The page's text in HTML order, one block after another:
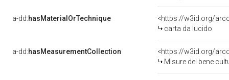
a-dd:hasMaterialOrTechnique
<https://w3id.org/
carta da lucido
a-dd:hasMeasurementCollection
<https://w3id.org/
Misure del bene